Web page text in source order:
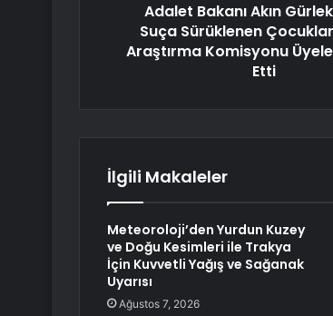
Adalet Bakanı Akın
Suça Sürüklenen
Araştırma Komisyonu
Etti
İlgili Makaleler
Meteoroloji’den Yurdun Kuzey
ve Doğu Kesimleri ile Trakya
İçin Kuvvetli Yağış ve Sağanak
Uyarısı
Ağustos 7, 2026